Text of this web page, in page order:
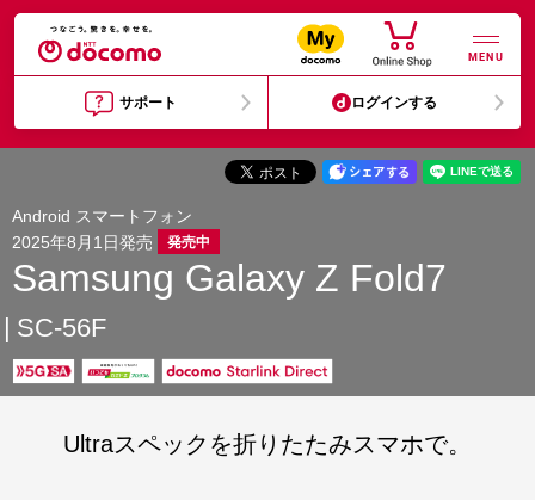
MENU
サポート ログインする
Android スマートフォン
2025年8月1日発売
発売中
Samsung Galaxy Z Fold7
SC-56F
Ultraスペックを折りたたみスマホで。